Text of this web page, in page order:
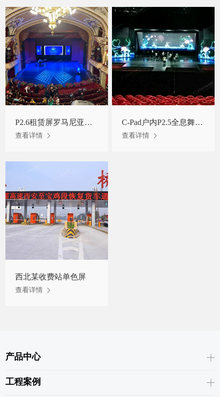
P2.6租赁屏罗马尼亚某歌剧院项目
查看详情
C-Pad户内P2.5全息舞台屏云南某地项目
查看详情
西北某收费站单色屏
查看详情
产品中心
工程案例